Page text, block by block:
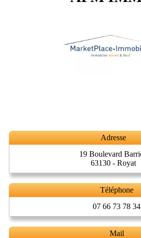
Adresse
19 Boulevard
63130 - Royat
Téléphone
07 66 73 78 34
Mail